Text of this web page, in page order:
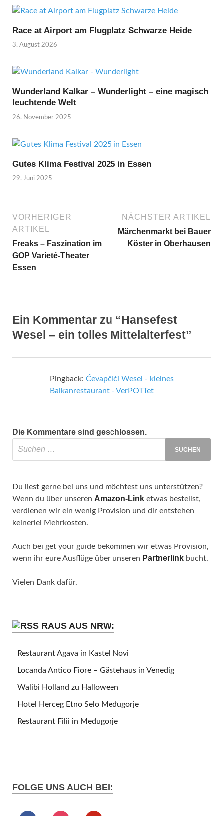
Race at Airport am Flugplatz Schwarze Heide
3. August 2026
Wunderland Kalkar – Wunderlight – eine magisch
leuchtende Welt
26. November 2025
Gutes Klima Festival 2025 in Essen
29. Juni 2025
VORHERIGER
ARTIKEL
Freaks – Faszination im
GOP Varieté-Theater
Essen
NÄCHSTER ARTIKEL
Märchenmarkt bei Bauer
Köster in Oberhausen
Ein Kommentar zu “Hansefest
Wesel – ein tolles Mittelalterfest”
Pingback: Ćevapčići Wesel - kleines
Balkanrestaurant - VerPOTTet
Die Kommentare sind geschlossen.
Du liest gerne bei uns und möchtest uns unterstützen?
Wenn du über unseren Amazon-Link etwas bestellst,
verdienen wir ein wenig Provision und dir entstehen
keinerlei Mehrkosten.
Auch bei get your guide bekommen wir etwas Provision,
wenn ihr eure Ausflüge über unseren Partnerlink bucht.
Vielen Dank dafür.
RAUS AUS NRW:
Restaurant Agava in Kastel Novi
Locanda Antico Fiore – Gästehaus in Venedig
Walibi Holland zu Halloween
Hotel Herceg Etno Selo Međugorje
Restaurant Filii in Međugorje
FOLGE UNS AUCH BEI: